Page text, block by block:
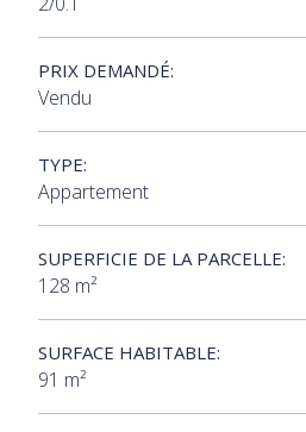
PRIX DEMANDÉ:
Vendu
TYPE:
Appartement
SUPERFICIE DE LA PARCELLE:
128 m²
SURFACE HABITABLE:
91 m²